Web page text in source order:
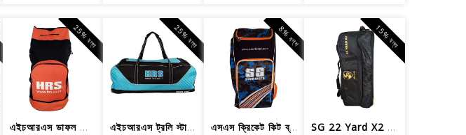
এইচআরএস ডাফল ক্রিকেট কিট ব্যাগ
25% বন্ধ
এইচআরএস ট্রলি স্টাইল ক্রিকেট টিম কিটব...
25% বন্ধ
এসএস ক্রিকেট কিট ব্যাগ - কোল্ট আর্মি ব্লু
8% বন্ধ
SG 22 Yard X2 ট্রলি ক্রিকেট কিটব্যাগ - বড়
15% বন্ধ